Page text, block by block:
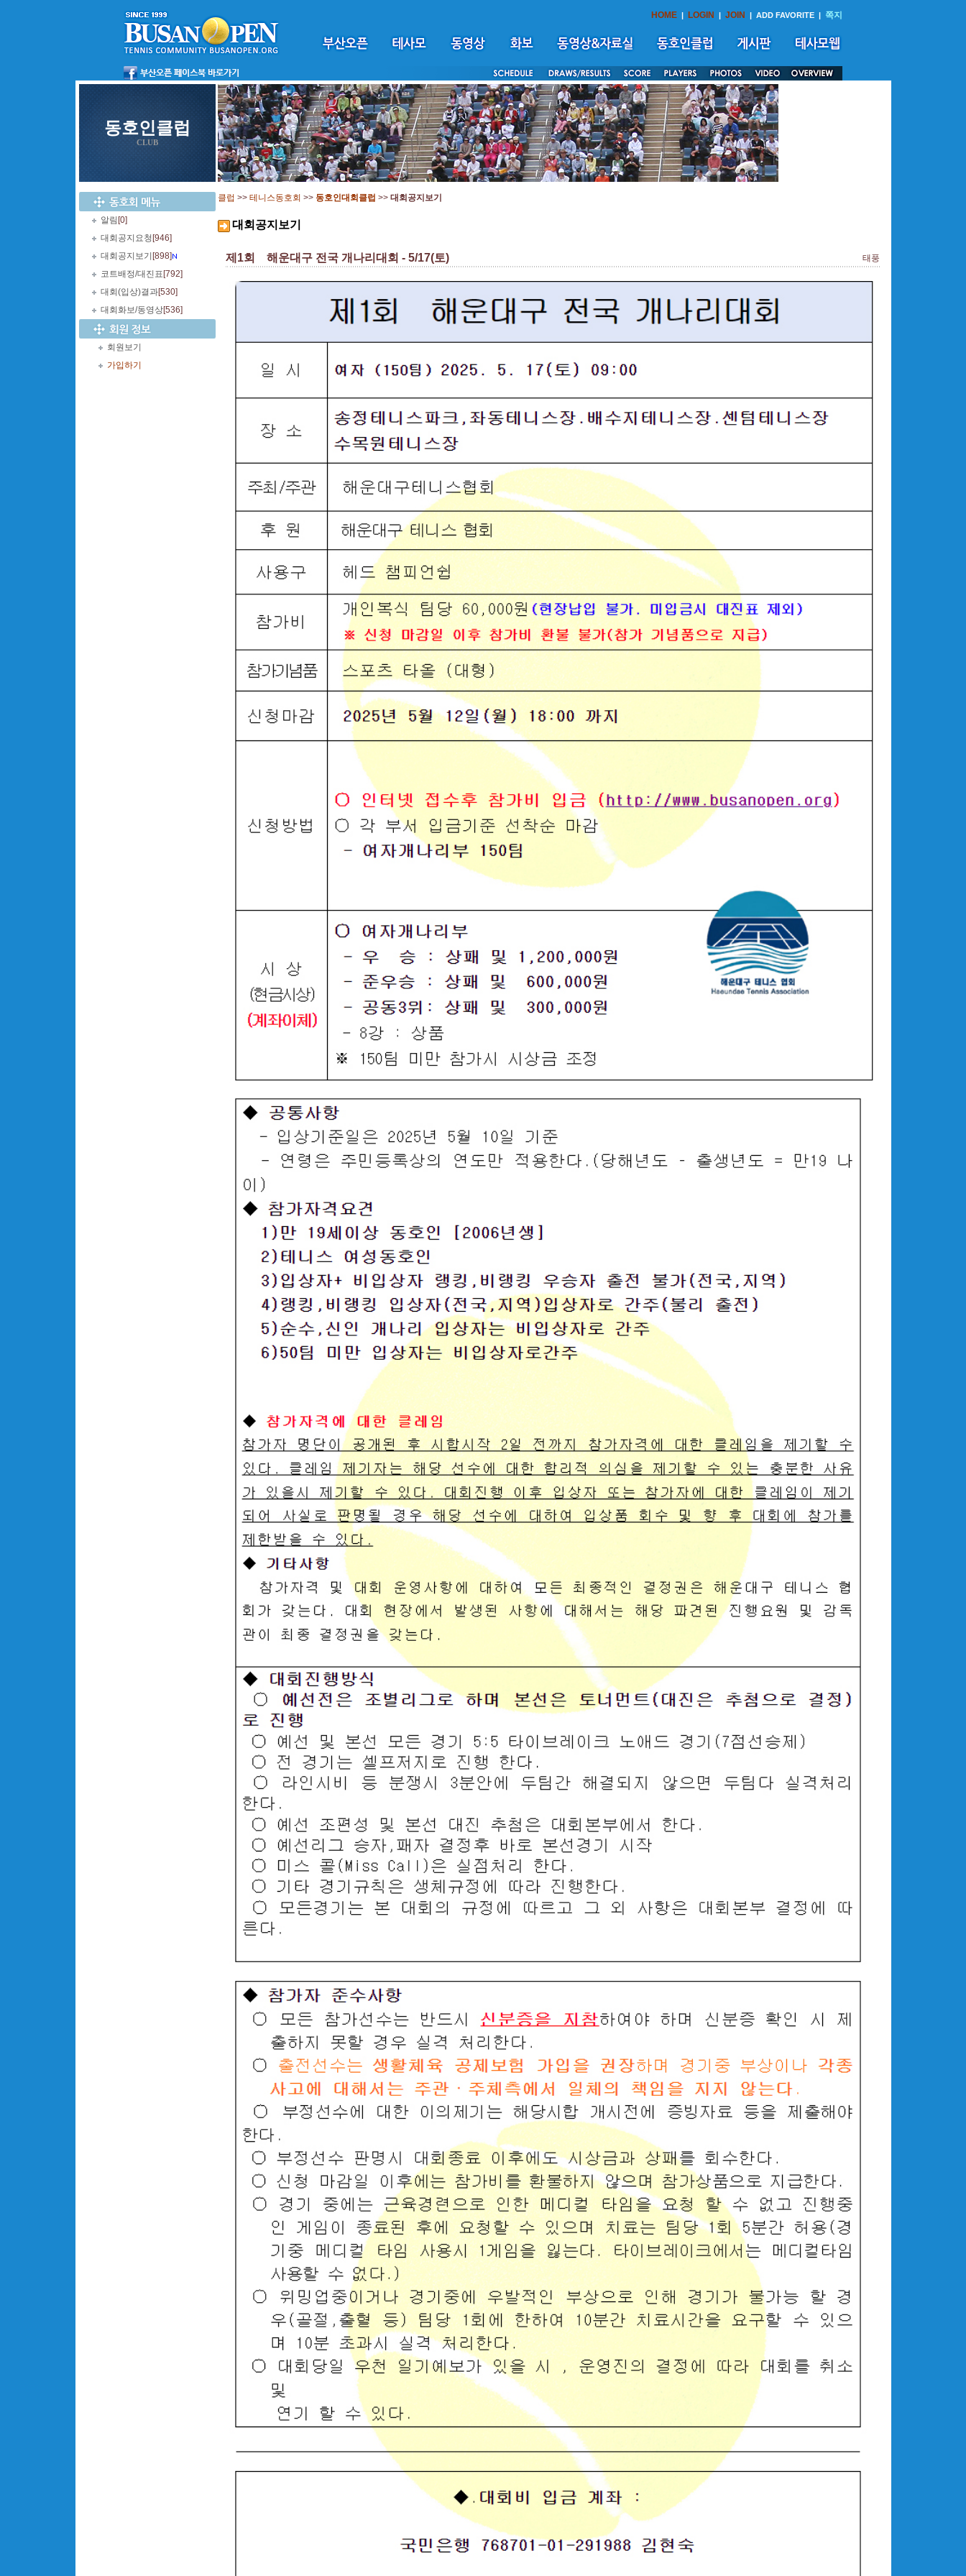
HOME | LOGIN | JOIN | ADD FAVORITE | 쪽지
동호인클럽
CLUB
알림 [0]
대회공지요청 [946]
대회공지보기 [898]
코트배정/대진표 [792]
대회(입상)결과[530]
대회화보/동영상[536]
회원보기
가입하기
클럽 >> 테니스동호회 >> 동호인대회클럽 >> 대회공지보기
대회공지보기
제1회 해운대구 전국 개나리대회 - 5/17(토) 태풍